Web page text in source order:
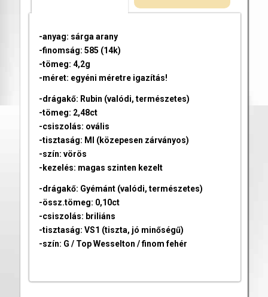
-anyag: sárga arany
-finomság: 585 (14k)
-tömeg: 4,2g
-méret: egyéni méretre igazítás!
-drágakő: Rubin (valódi, természetes)
-tömeg: 2,48ct
-csiszolás: ovális
-tisztaság: MI (közepesen zárványos)
-szín: vörös
-kezelés: magas szinten kezelt
-drágakő: Gyémánt (valódi, természetes)
-össz.tömeg: 0,10ct
-csiszolás: briliáns
-tisztaság: VS1 (tiszta, jó minőségű)
-szín: G / Top Wesselton / finom fehér